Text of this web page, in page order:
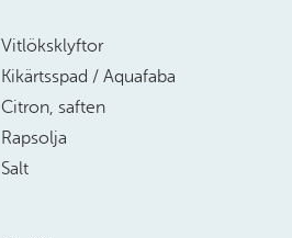
Vitlöksklyftor
Kikärtsspad / Aquafaba
Citron, saften
Rapsolja
Salt